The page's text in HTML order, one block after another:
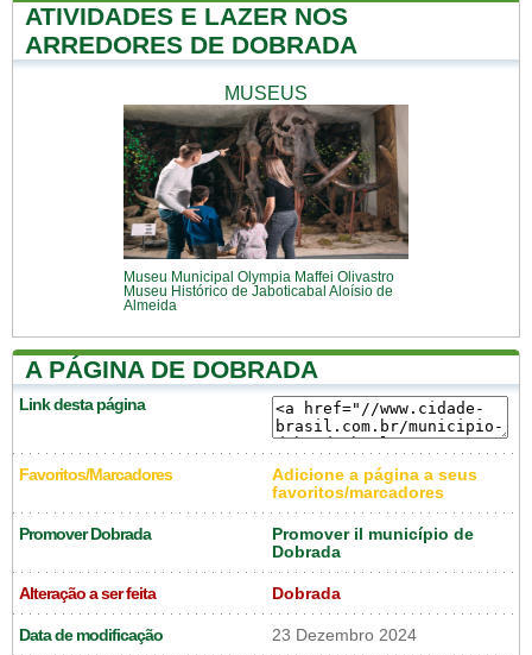
ATIVIDADES E LAZER NOS
ARREDORES DE DOBRADA
MUSEUS
Museu Municipal Olympia Maffei Olivastro
Museu Histórico de Jaboticabal Aloísio de
Almeida
A PÁGINA DE DOBRADA
Link desta página
Favoritos/Marcadores
Adicione a página a seus
favoritos/marcadores
Promover Dobrada
Promover il município de
Dobrada
Alteração a ser feita Dobrada
Data de modificação 23 Dezembro 2024